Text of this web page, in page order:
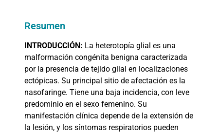
Resumen
INTRODUCCIÓN: La heterotopía glial es una
malformación congénita benigna caracterizada
por la presencia de tejido glial en localizaciones
ectópicas. Su principal sitio de afectación es la
nasofaringe. Tiene una baja incidencia, con leve
predominio en el sexo femenino. Su
manifestación clínica depende de la extensión de
la lesión, y los síntomas respiratorios pueden